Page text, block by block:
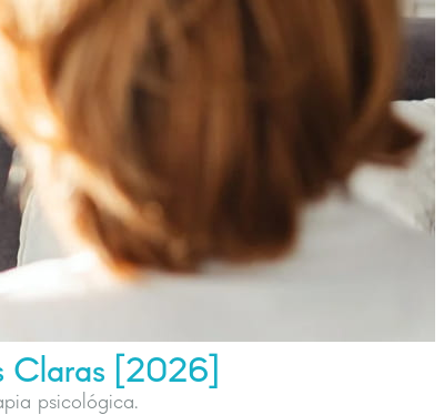
Claras [2026]
psicológica.